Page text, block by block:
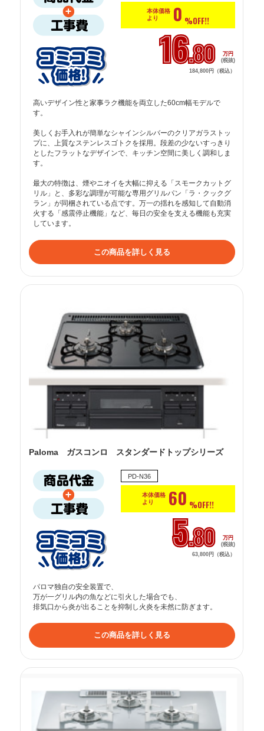
本体価格
より
0 %OFF!!
16.80
万円
(税抜)
184,800円（税込）
高いデザイン性と家事ラク機能を両立した60cm幅モデルで
す。
美しくお手入れが簡単なシャインシルバーのクリアガラストッ
プに、上質なステンレスゴトクを採用。段差の少ないすっきり
としたフラットなデザインで、キッチン空間に美しく調和しま
す。
最大の特徴は、煙やニオイを大幅に抑える「スモークカットグ
リル」と、多彩な調理が可能な専用グリルパン「ラ・クックグ
ラン」が同梱されている点です。万一の揺れを感知して自動消
火する「感震停止機能」など、毎日の安全を支える機能も充実
しています。
この商品を詳しく見る
PaIoma ガスコンロ スタンダードトップシリーズ
PD-N36
本体価格
より
60 %OFF!!
5.80
万円
(税抜)
63,800円（税込）
パロマ独自の安全装置で、
万が一グリル内の魚などに引火した場合でも、
排気口から炎が出ることを抑制し火炎を未然に防ぎます。
この商品を詳しく見る